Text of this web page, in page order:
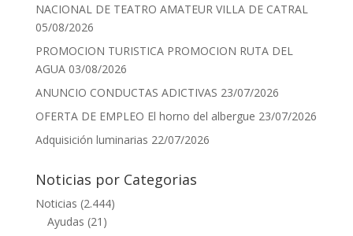
NACIONAL DE TEATRO AMATEUR VILLA DE CATRAL
05/08/2026
PROMOCION TURISTICA PROMOCION RUTA DEL
AGUA 03/08/2026
ANUNCIO CONDUCTAS ADICTIVAS 23/07/2026
OFERTA DE EMPLEO El horno del albergue 23/07/2026
Adquisición luminarias 22/07/2026
Noticias por Categorias
Noticias (2.444)
Ayudas (21)